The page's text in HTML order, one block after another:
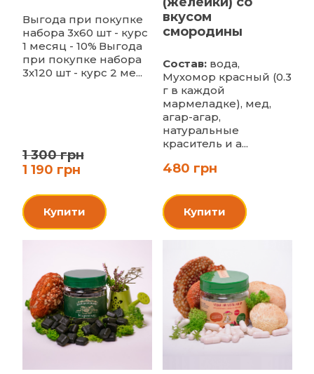
Выгода при покупке
набора 3х60 шт - курс
1 месяц - 10% Выгода
при покупке набора
3х120 шт - курс 2 ме...
1 300 грн
1 190 грн
Купити
вкусом
смородины
Состав:вода,
Мухомор красный (0.3
г в каждой
мармеладке), мед,
агар-агар,
натуральные
краситель и а...
480 грн
Купити